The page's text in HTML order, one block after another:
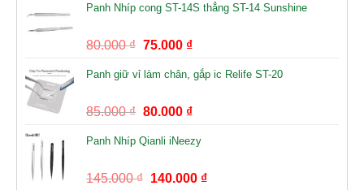
Panh Nhíp cong ST-14S thẳng ST-14 Sunshine
80.000₫ 75.000 ₫
Panh giữ vỉ làm chân, gắp ic Relife ST-20
85.000₫ 80.000 ₫
Panh Nhíp Qianli iNeezy
145.000₫ 140.000 ₫